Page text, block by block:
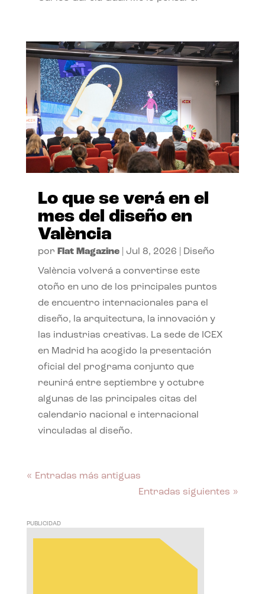
Lo que se verá en el
mes del diseño en
València
por Flat Magazine| Jul 8, 2026 Diseño
València volverá a convertirse este
otoño en uno de los principales puntos
de encuentro internacionales para el
diseño, la arquitectura, la innovación y
las industrias creativas. La sede de ICEX
en Madrid ha acogido la presentación
oficial del programa conjunto que
reunirá entre septiembre y octubre
algunas de las principales citas del
calendario nacional e internacional
vinculadas al diseño.
« Entradas más antiguas
Entradas siguientes »
PUBLICIDAD